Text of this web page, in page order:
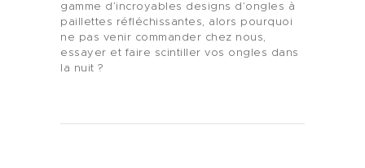
Produit
gamme d’incroyables designs d’ongles à
paillettes réfléchissantes, alors pourquoi
ne pas venir commander chez nous,
essayer et faire scintiller vos ongles dans
la nuit ?